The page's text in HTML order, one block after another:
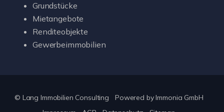
Grundstücke
Mietangebote
Renditeobjekte
Gewerbeimmobilien
© Lang Immobilien Consulting Powered byImmonia GmbH